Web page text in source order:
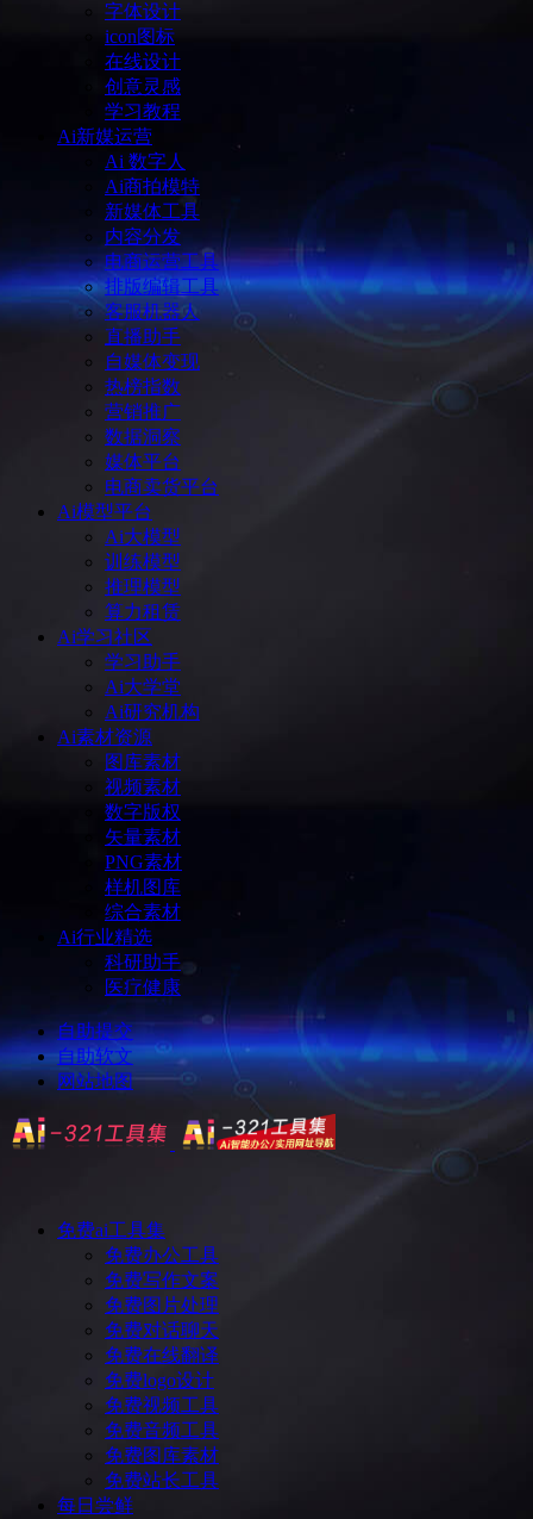
字体设计
icon图标
在线设计
创意灵感
学习教程
Ai新媒运营
Ai 数字人
Ai商拍模特
新媒体工具
内容分发
电商运营工具
排版编辑工具
客服机器人
直播助手
自媒体变现
热榜指数
营销推广
数据洞察
媒体平台
电商卖货平台
Ai模型平台
Ai大模型
训练模型
推理模型
算力租赁
Ai学习社区
学习助手
Ai大学堂
Ai研究机构
Ai素材资源
图库素材
视频素材
数字版权
矢量素材
PNG素材
样机图库
综合素材
Ai行业精选
科研助手
医疗健康
自助提交
自助软文
网站地图
免费ai工具集
免费办公工具
免费写作文案
免费图片处理
免费对话聊天
免费在线翻译
免费logo设计
免费视频工具
免费音频工具
免费图库素材
免费站长工具
每日尝鲜